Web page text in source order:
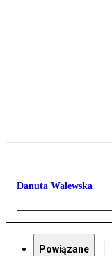
Danuta Walewska
Powiązane